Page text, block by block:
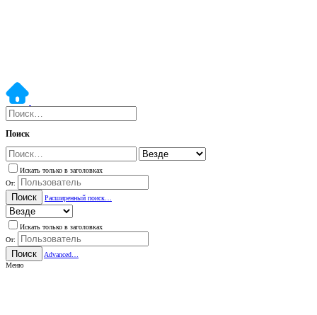
Поиск
Искать только в заголовках
От:
Поиск Расширенный поиск…
Искать только в заголовках
От:
Поиск
Advanced…
Меню